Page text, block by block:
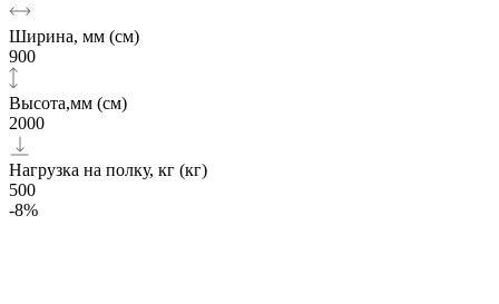
Ширина, мм (см)
900
Высота,мм (см)
2000
Нагрузка на полку, кг (кг)
500
-8%